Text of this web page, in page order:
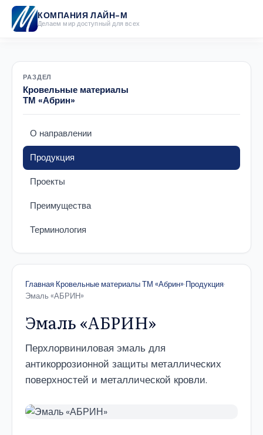
КОМПАНИЯ ЛАЙН-М
Делаем мир доступный для всех
РАЗДЕЛ
Кровельные материалы
ТМ «Абрин»
О направлении
Продукция
Проекты
Преимущества
Терминология
Главная·Кровельные материалы ТМ «Абрин»·Продукция·
Эмаль «АБРИН»
Эмаль «АБРИН»
Перхлорвиниловая эмаль для
антикоррозионной защиты металлических
поверхностей и металлической кровли.